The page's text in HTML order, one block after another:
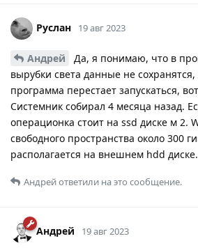
Руслан 19 авг 2023
Андрей
Да, я понимаю, что в
вырубки света данные не сохранятся,
программа перестает запускаться,
Системник собирал 4 месяца назад.
операционка стоит на ssd диске м 2.
свободного пространства около 300
располагается на внешнем hdd диске.
Андрейответили на это сообщение.
Андрей 19 авг 2023